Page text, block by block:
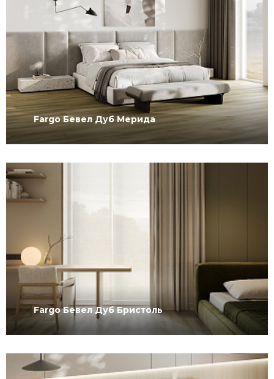
Fargo Бевел Дуб Мерида
Fargo Бевел Дуб Бристоль